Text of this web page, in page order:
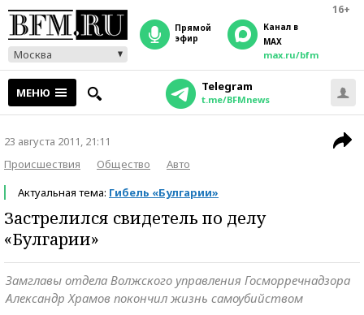
16+
Москва
прямой
эфир
Канал в
MAX
max.ru/bfm
МЕНЮ Telegram
t.me/BFMnews
23 августа 2011, 21:11
Происшествия
Общество
Авто
Актуальная тема: Гибель «Булгарии»
Застрелился свидетель по делу
«Булгарии»
Замглавы отдела Волжского управления Госморречнадзора
Александр Храмов покончил жизнь самоубийством